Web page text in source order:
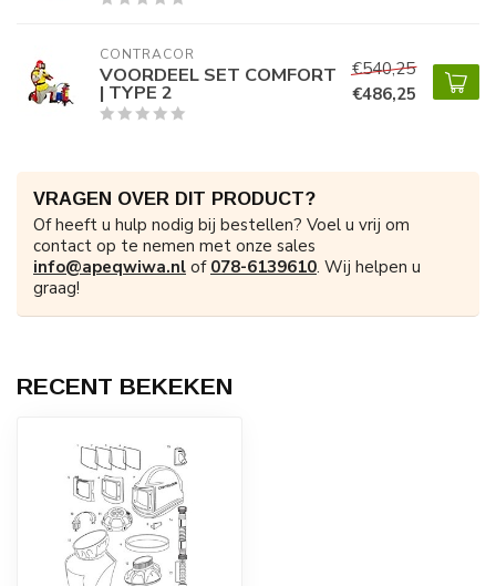
CONTRACOR
VOORDEEL SET COMFORT
| TYPE 2
€540,25
€486,25
VRAGEN OVER DIT PRODUCT?
Of heeft u hulp nodig bij bestellen? Voel u vrij om
contact op te nemen met onze sales
info@apeqwiwa.nl of 078-6139610. Wij helpen u
graag!
RECENT BEKEKEN